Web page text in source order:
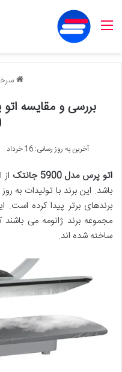
منو
آخرین به روز رسانی: 16 خرداد
اتو پرس مدل 5900 جانتک
باشد. این برند با تولیدات به
برندهای برتر پیدا کرده است.
مجموعه برند ژانومه می
ساخته شده اند.